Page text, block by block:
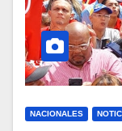
NACIONALES